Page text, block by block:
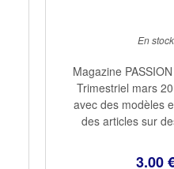
3.00
En stock
Magazine
Trimestriel mars
avec des modèles
des articles sur
Malheureusement